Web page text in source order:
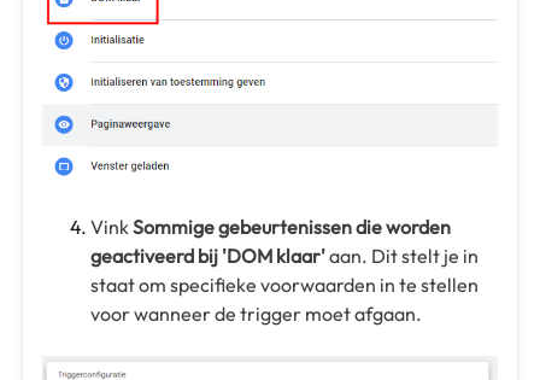
VinkSommige gebeurtenissen die worden
geactiveerd bij 'DOM klaar'aan. Dit stelt je in
staat om specifieke voorwaarden in te stellen
voor wanneer de trigger moet afgaan.